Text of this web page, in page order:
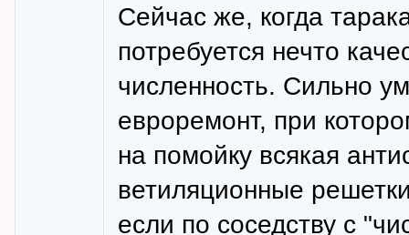
Сейчас же, когда
потребуется нечто
численность. Сильно
евроремонт, при
на помойку всякая
ветиляционные
если по соседству с